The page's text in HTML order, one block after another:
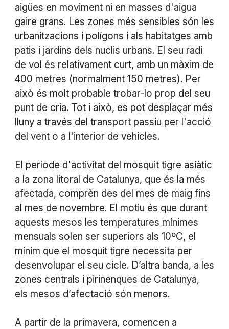
aigües en moviment ni en masses d'aigua
gaire grans. Les zones més sensibles són les
urbanitzacions i polígons i als habitatges amb
patis i jardins dels nuclis urbans. El seu radi
de vol és relativament curt, amb un màxim de
400 metres (normalment 150 metres). Per
això és molt probable trobar-lo prop del seu
punt de cria. Tot i això, es pot desplaçar més
lluny a través del transport passiu per l'acció
del vent o a l'interior de vehicles.
El període d'activitat del mosquit tigre asiàtic
a la zona litoral de Catalunya, que és la més
afectada, comprèn des del mes de maig fins
al mes de novembre. El motiu és que durant
aquests mesos les temperatures mínimes
mensuals solen ser superiors als 10ºC, el
mínim que el mosquit tigre necessita per
desenvolupar el seu cicle. D’altra banda, a les
zones centrals i pirinenques de Catalunya,
els mesos d’afectació són menors.
A partir de la primavera, comencen a